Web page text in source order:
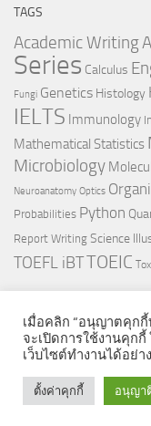
TAGS
Academic Writing
Series Calculus
Fungi Genetics Histology
IELTS Immunology
Mathematical Statistics
Microbiology
Neuroanatomy Optics
Probabilities Python
Report Writing Science
TOEFL iBTTOEIC
©
เมื่อคลิก “อนุญาตคุก
จะเปิดการใช้งานคุกกี้
เว็บไซต์ทำงานได้อย่
ตั้งค่าคุกกี้ อนุญา